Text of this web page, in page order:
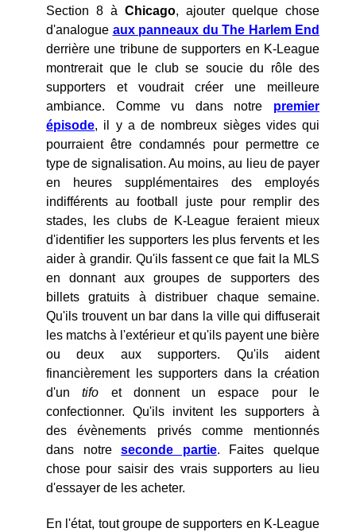
Section 8 à Chicago, ajouter quelque chose
d'analogue aux panneaux du The Harlem End
derrière une tribune de supporters en K-League
montrerait que le club se soucie du rôle des
supporters et voudrait créer une meilleure
ambiance. Comme vu dans notre premier
épisode, il y a de nombreux sièges vides qui
pourraient être condamnés pour permettre ce
type de signalisation. Au moins, au lieu de payer
en heures supplémentaires des employés
indifférents au football juste pour remplir des
stades, les clubs de K-League feraient mieux
d'identifier les supporters les plus fervents et les
aider à grandir. Qu'ils fassent ce que fait la MLS
en donnant aux groupes de supporters des
billets gratuits à distribuer chaque semaine.
Qu'ils trouvent un bar dans la ville qui diffuserait
les matchs à l'extérieur et qu'ils payent une bière
ou deux aux supporters. Qu'ils aident
financièrement les supporters dans la création
d'untifo et donnent un espace pour le
confectionner. Qu'ils invitent les supporters à
des évènements privés comme mentionnés
dans notreseconde partie. Faites quelque
chose pour saisir des vrais supporters au lieu
d'essayer de les acheter.
En l'état, tout groupe de supporters en K-League